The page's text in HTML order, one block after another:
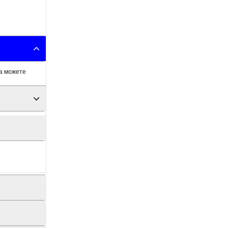
можете